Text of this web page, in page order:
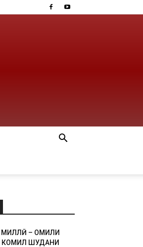
МИЛЛӢ – ОМИЛИ
КОМИЛ ШУДАНИ